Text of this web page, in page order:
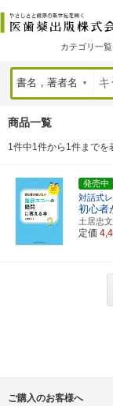
カテゴリ一覧
商品一覧
1件中1件から1件までを
発売中
対話式
初心者
土居忠
定価
ご購入のお客様へ